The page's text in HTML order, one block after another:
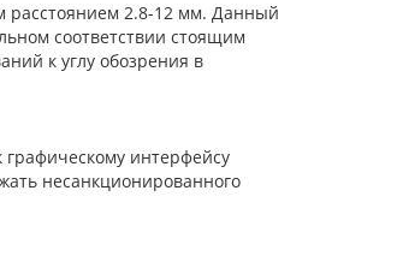
расстоянием 2.8-12 мм. Данный
соответствии стоящим
к углу обозрения в
интерфейсу
несанкционированного